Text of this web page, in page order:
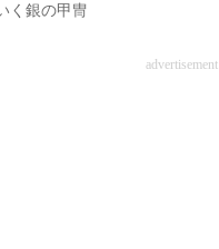
く銀の甲冑
advertisement